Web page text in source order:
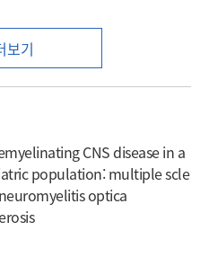
보기
CNS disease in a
population: multiple scle
optica